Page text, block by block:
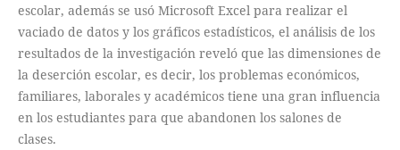
escolar, además se usó Microsoft Excel para realizar el
vaciado de datos y los gráficos estadísticos, el análisis de los
resultados de la investigación reveló que las dimensiones de
la deserción escolar, es decir, los problemas económicos,
familiares, laborales y académicos tiene una gran influencia
en los estudiantes para que abandonen los salones de
clases.